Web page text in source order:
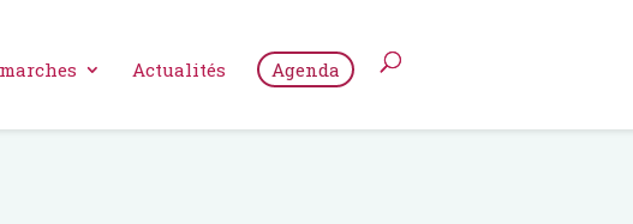
Actualités Agenda